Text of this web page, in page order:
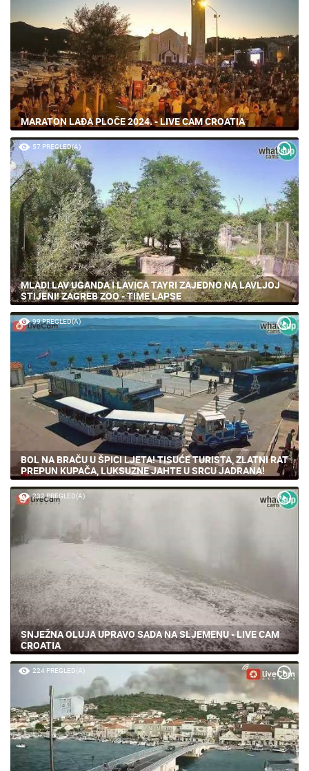
MARATON LAĐA PLOČE 2024. - LIVE CAM CROATIA
57 PREGLED(A)
MLADI LAV UGANDA I LAVICA TAYRI ZAJEDNO NA LAVLJOJ
STIJENI! ZAGREB ZOO - TIME LAPSE
99 PREGLED(A)
BOL NA BRAČU U ŠPICI LJETA! TISUĆE TURISTA, ZLATNI RAT
PREPUN KUPAČA, LUKSUZNE JAHTE U SRCU JADRANA!
232 PREGLED(A)
SNJEŽNA OLUJA UPRAVO SADA NA SLJEMENU - LIVE CAM
CROATIA
224 PREGLED(A)